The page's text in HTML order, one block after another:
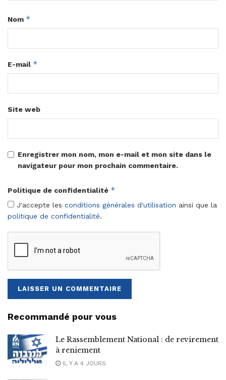
Nom *
E-mail *
Site web
Enregistrer mon nom, mon e-mail et mon site dans le
navigateur pour mon prochain commentaire.
Politique de confidentialité *
J'accepte les conditions générales d'utilisation ainsi que la
politique de confidentialité.
Recommandé pour vous
Le Rassemblement National : de revirement
à reniement
IL Y A 4 JOURS